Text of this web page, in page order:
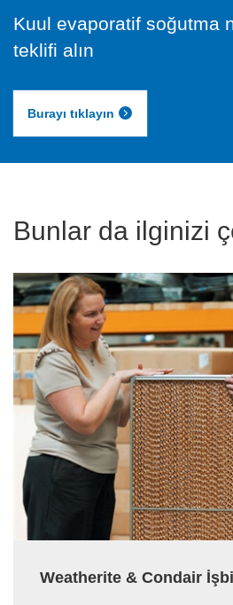
Kuul evaporatif soğutma
teklifi alın
Burayı tıklayın
Bunlar da ilginizi
Weatherite & Condair